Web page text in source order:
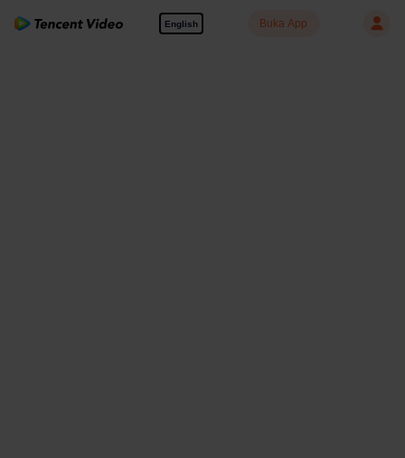
English Buka App